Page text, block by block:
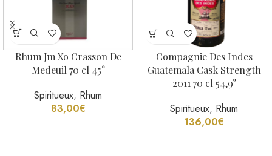
Rhum Jm Xo Crasson De
Medeuil 70 cl 45°
Spiritueux, Rhum
83,00€
Compagnie Des Indes
Guatemala Cask Strength
2011 70 cl 54,9°
Spiritueux, Rhum
136,00€